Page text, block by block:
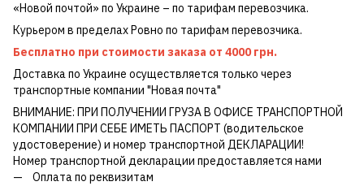
«Новой почтой» по Украине – по тарифам перевозчика.
Курьером в пределах Ровно по тарифам перевозчика.
Бесплатно при стоимости заказа от 4000 грн.
Доставка по Украине осуществляется только через
транспортные компании "Новая почта"
ВНИМАНИЕ: ПРИ ПОЛУЧЕНИИ ГРУЗА В ОФИСЕ ТРАНСПОРТНОЙ
КОМПАНИИ ПРИ СЕБЕ ИМЕТЬ ПАСПОРТ (водительское
удостоверение) и номер транспортной ДЕКЛАРАЦИИ!
Номер транспортной декларации предоставляется нами
Оплата по реквизитам